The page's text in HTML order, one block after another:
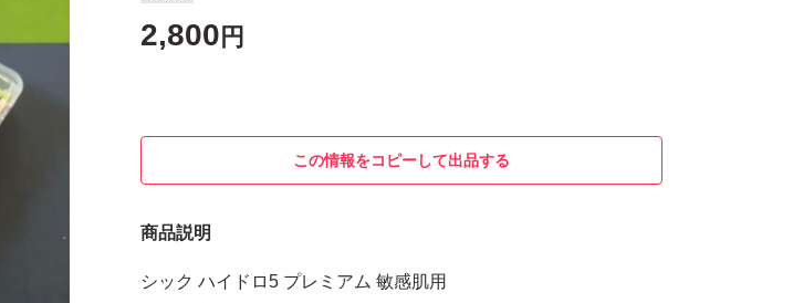
2,800 円
この情報をコピーして出品する
商品説明
シック ハイドロ5 プレミアム 敏感肌用